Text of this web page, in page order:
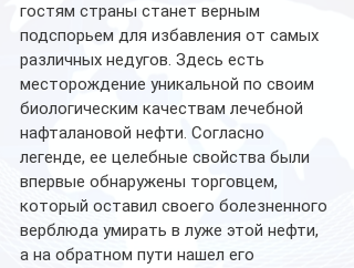
гостям страны станет верным
подспорьем для избавления от самых
различных недугов. Здесь есть
месторождение уникальной по своим
биологическим качествам лечебной
нафталановой нефти. Согласно
легенде, ее целебные свойства были
впервые обнаружены торговцем,
который оставил своего болезненного
верблюда умирать в луже этой нефти,
а на обратном пути нашел его